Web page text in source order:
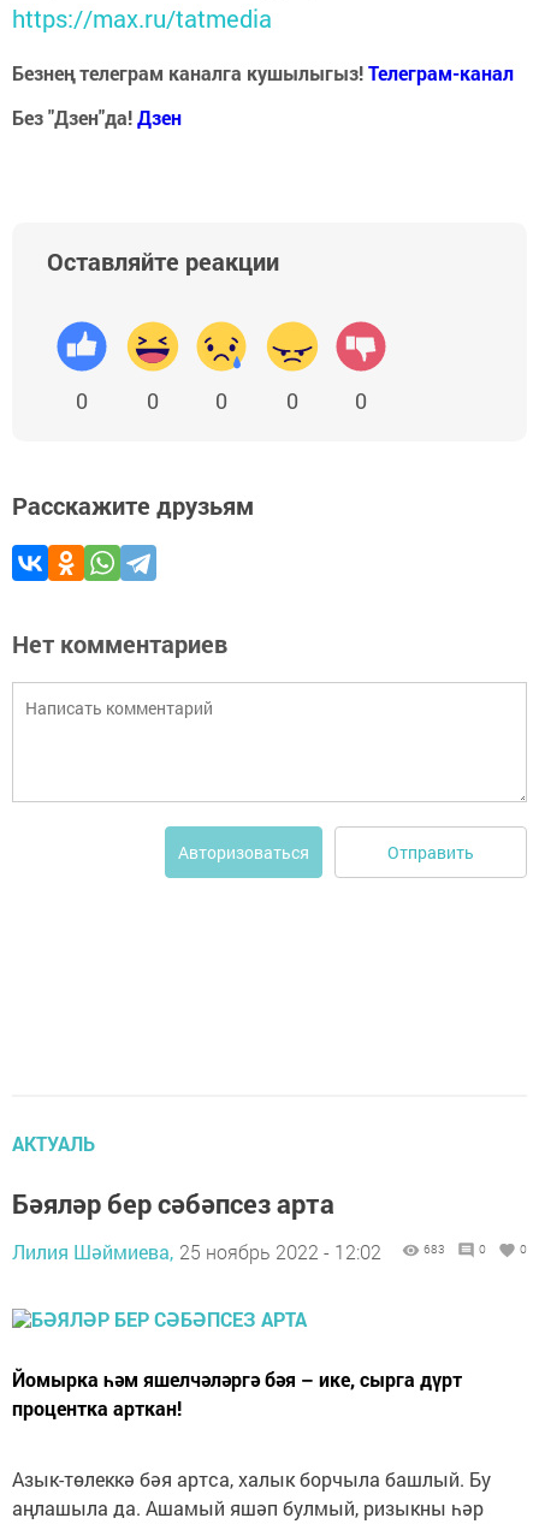
https://max.ru/tatmedia
Безнең телеграм каналга кушылыгыз!Телеграм-канал
Без "Дзен"да!Дзен
Оставляйте реакции
0 0 0 0 0
Расскажите друзьям
Нет комментариев
Авторизоваться Отправить
АКТУАЛЬ
Бәяләр бер сәбәпсез арта
Лилия Шәймиева, 25 ноябрь 2022 - 12:02 683 0 0
Йомырка һәм яшелчәләргә бәя – ике, сырга дүрт
процентка арткан!
Азык-төлеккә бәя артса, халык борчыла башлый. Бу
аңлашыла да. Ашамый яшәп булмый, ризыкны һәр